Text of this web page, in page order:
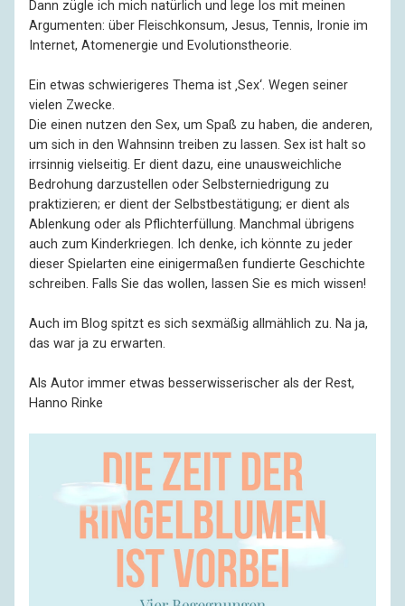
Dann zügle ich mich natürlich und lege los mit meinen
Argumenten: über Fleischkonsum, Jesus, Tennis, Ironie im
Internet, Atomenergie und Evolutionstheorie.
Ein etwas schwierigeres Thema ist ‚Sex‘. Wegen seiner
vielen Zwecke.
Die einen nutzen den Sex, um Spaß zu haben, die anderen,
um sich in den Wahnsinn treiben zu lassen. Sex ist halt so
irrsinnig vielseitig. Er dient dazu, eine unausweichliche
Bedrohung darzustellen oder Selbsterniedrigung zu
praktizieren; er dient der Selbstbestätigung; er dient als
Ablenkung oder als Pflichterfüllung. Manchmal übrigens
auch zum Kinderkriegen. Ich denke, ich könnte zu jeder
dieser Spielarten eine einigermaßen fundierte Geschichte
schreiben. Falls Sie das wollen, lassen Sie es mich wissen!
Auch im Blog spitzt es sich sexmäßig allmählich zu. Na ja,
das war ja zu erwarten.
Als Autor immer etwas besserwisserischer als der Rest,
Hanno Rinke